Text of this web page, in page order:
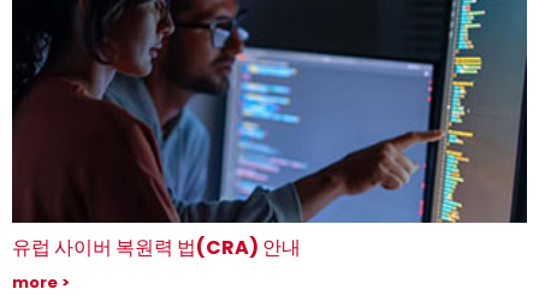
유럽 사이버 복원력 법(CRA) 안내
다음과 같은 표준에 따른 의료 장비 안전 검사 제공
more